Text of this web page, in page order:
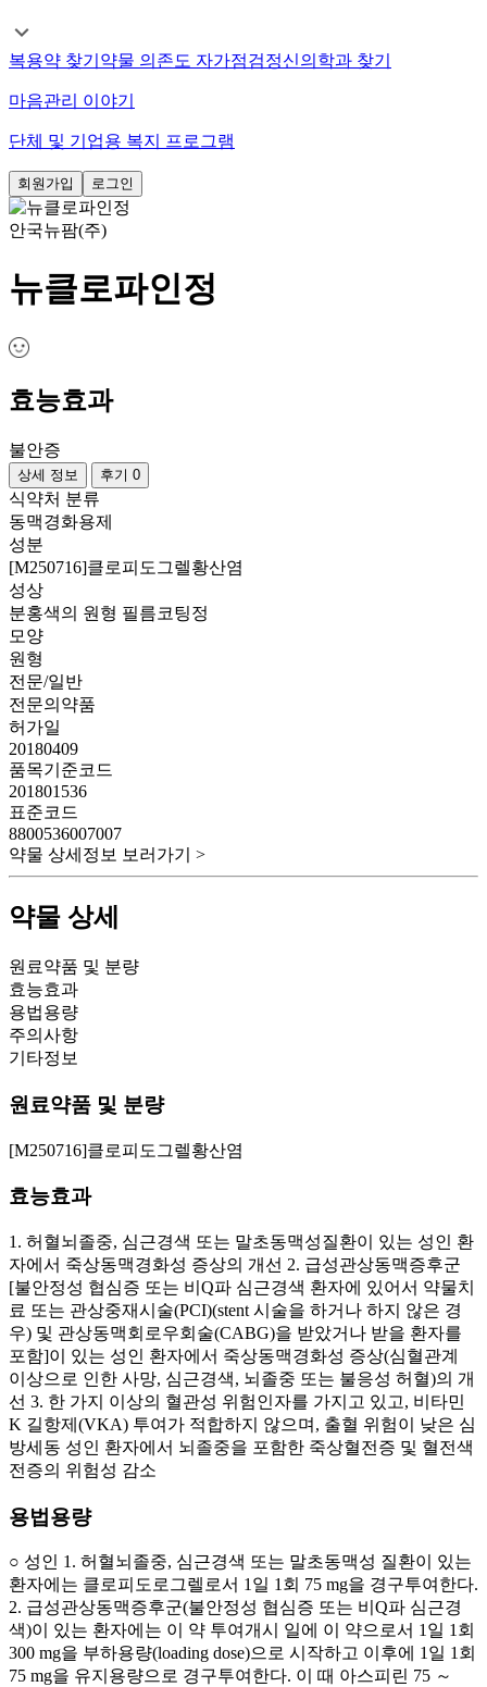
복용약 찾기 약물 의존도 자가점검정신의학과 찾기
마음관리 이야기
단체 및 기업용 복지 프로그램
회원가입 로그인
안국뉴팜(주)
뉴클로파인정
효능효과
불안증
상세 정보 후기 0
식약처 분류
동맥경화용제
성분
[M250716]클로피도그렐황산염
성상
분홍색의 원형 필름코팅정
모양
원형
전문/일반
전문의약품
허가일
20180409
품목기준코드
201801536
표준코드
8800536007007
약물 상세정보 보러가기 >
약물 상세
원료약품 및 분량
효능효과
용법용량
주의사항
기타정보
원료약품 및 분량
[M250716]클로피도그렐황산염
효능효과
1. 허혈뇌졸중, 심근경색 또는 말초동맥성질환이 있는 성인 환
자에서 죽상동맥경화성 증상의 개선 2. 급성관상동맥증후군
[불안정성 협심증 또는 비Q파 심근경색 환자에 있어서 약물치
료 또는 관상중재시술(PCI)(stent 시술을 하거나 하지 않은 경
우) 및 관상동맥회로우회술(CABG)을 받았거나 받을 환자를
포함]이 있는 성인 환자에서 죽상동맥경화성 증상(심혈관계
이상으로 인한 사망, 심근경색, 뇌졸중 또는 불응성 허혈)의 개
선 3. 한 가지 이상의 혈관성 위험인자를 가지고 있고, 비타민
K 길항제(VKA) 투여가 적합하지 않으며, 출혈 위험이 낮은 심
방세동 성인 환자에서 뇌졸중을 포함한 죽상혈전증 및 혈전색
전증의 위험성 감소
용법용량
○ 성인 1. 허혈뇌졸중, 심근경색 또는 말초동맥성 질환이 있는
환자에는 클로피도로그렐로서 1일 1회 75 mg을 경구투여한다.
2. 급성관상동맥증후군(불안정성 협심증 또는 비Q파 심근경
색)이 있는 환자에는 이 약 투여개시 일에 이 약으로서 1일 1회
300 mg을 부하용량(loading dose)으로 시작하고 이후에 1일 1회
75 mg을 유지용량으로 경구투여한다. 이 때 아스피린 75 ～